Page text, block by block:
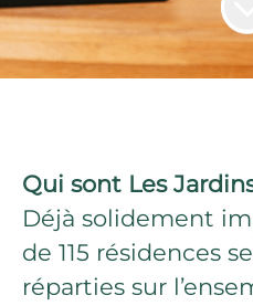
Qui sont Les
Déjà solidement
de 115 résidences
réparties sur